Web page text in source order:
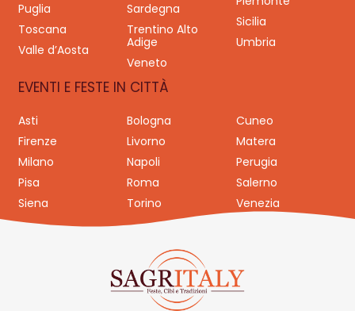
Puglia
Sardegna
Sicilia
Toscana
Trentino Alto
Adige
Umbria
Valle d’Aosta
Veneto
EVENTI E FESTE IN CITTÀ
Asti Bologna
Cuneo
Firenze
Livorno
Matera
Milano
Napoli
Perugia
Pisa
Roma
Salerno
Siena
Torino Venezia